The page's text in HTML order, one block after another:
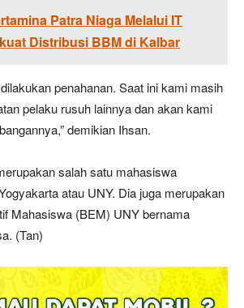
Patra Niaga Melalui IT
Distribusi BBM di Kalbar
penahanan. Saat ini kami masih
pelaku rusuh lainnya dan akan kami
demikian Ihsan.
salah satu mahasiswa
atau UNY. Dia juga merupakan
Mahasiswa (BEM) UNY bernama
(Tan)